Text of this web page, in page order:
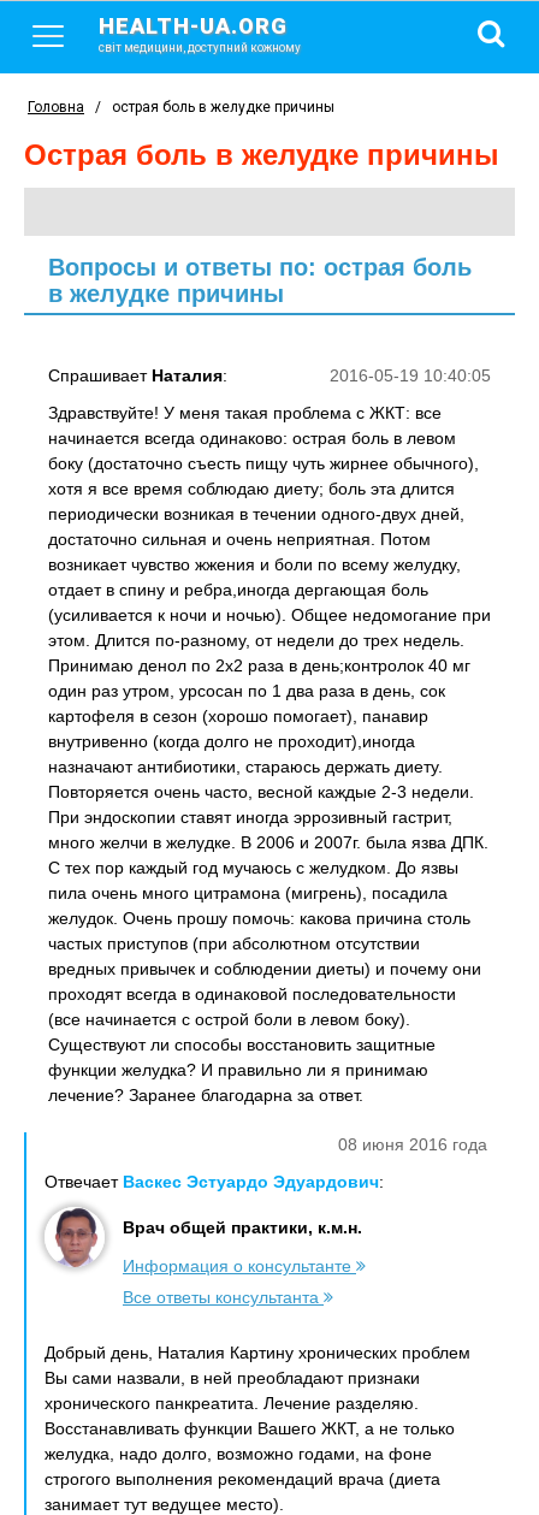
HEALTH-UA.ORG
світ медицини, доступний кожному
Головна / острая боль в желудке причины
острая боль в желудке причины
Вопросы и ответы по: острая боль
в желудке причины
2016-05-19 10:40:05
Спрашивает Наталия:
Здравствуйте! У меня такая проблема с ЖКТ: все
начинается всегда одинаково: острая боль в левом
боку (достаточно съесть пищу чуть жирнее обычного),
хотя я все время соблюдаю диету; боль эта длится
периодически возникая в течении одного-двух дней,
достаточно сильная и очень неприятная. Потом
возникает чувство жжения и боли по всему желудку,
отдает в спину и ребра,иногда дергающая боль
(усиливается к ночи и ночью). Общее недомогание при
этом. Длится по-разному, от недели до трех недель.
Принимаю денол по 2х2 раза в день;контролок 40 мг
один раз утром, урсосан по 1 два раза в день, сок
картофеля в сезон (хорошо помогает), панавир
внутривенно (когда долго не проходит),иногда
назначают антибиотики, стараюсь держать диету.
Повторяется очень часто, весной каждые 2-3 недели.
При эндоскопии ставят иногда эррозивный гастрит,
много желчи в желудке. В 2006 и 2007г. была язва ДПК.
С тех пор каждый год мучаюсь с желудком. До язвы
пила очень много цитрамона (мигрень), посадила
желудок. Очень прошу помочь: какова причина столь
частых приступов (при абсолютном отсутствии
вредных привычек и соблюдении диеты) и почему они
проходят всегда в одинаковой последовательности
(все начинается с острой боли в левом боку).
Существуют ли способы восстановить защитные
функции желудка? И правильно ли я принимаю
лечение? Заранее благодарна за ответ.
08 июня 2016 года
Отвечает Васкес Эстуардо Эдуардович:
Врач общей практики, к.м.н.
Информация о консультанте
Все ответы консультанта
Добрый день, Наталия Картину хронических проблем
Вы сами назвали, в ней преобладают признаки
хронического панкреатита. Лечение разделяю.
Восстанавливать функции Вашего ЖКТ, а не только
желудка, надо долго, возможно годами, на фоне
строгого выполнения рекомендаций врача (диета
занимает тут ведущее место).